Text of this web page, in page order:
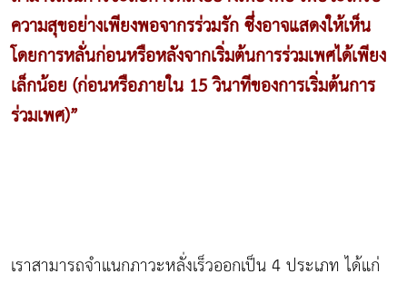
ความสุขอย่างเพียงพอจากรร่วมรัก ซึ่งอาจแสดงให้เห็น
โดยการหลั่นก่อนหรือหลังจากเริ่มต้นการร่วมเพศได้เพียง
เล็กน้อย (ก่อนหรือภายใน 15 วินาทีของการเริ่มต้นการ
ร่วมเพศ)”
เราสามารถจำแนกภาวะหลั่งเร็วออกเป็น 4 ประเภท ได้แก่